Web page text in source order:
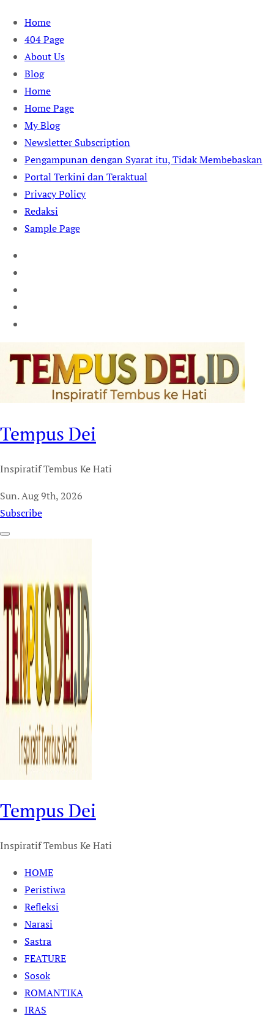
Skip
content
Home
404 Page
About Us
Blog
Home
Home Page
My Blog
Newsletter Subscription
Pengampunan dengan Syarat itu, Tidak Membebaskan
Portal Terkini dan Teraktual
Privacy Policy
Redaksi
Sample Page
Tempus Dei
Inspiratif Tembus Ke Hati
Sun. Aug 9th, 2026
Subscribe
Tempus Dei
Inspiratif Tembus Ke Hati
HOME
Peristiwa
Refleksi
Narasi
Sastra
FEATURE
Sosok
ROMANTIKA
IRAS